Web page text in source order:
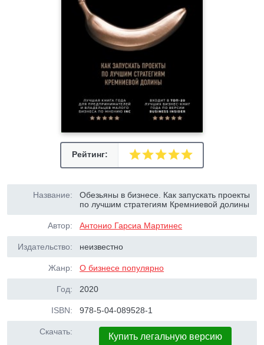
Рейтинг:
Название:
Обезьяны в бизнесе. Как запускать проекты
по лучшим стратегиям Кремниевой долины
Автор: Антонио Гарсиа Мартинес
Издательство: неизвестно
Жанр: О бизнесе популярно
Год: 2020
ISBN: 978-5-04-089528-1
Скачать: Купить легальную версию